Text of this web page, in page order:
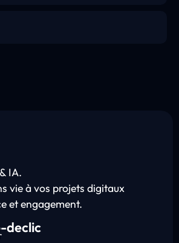
IA.
vie à vos projets digitaux
et engagement.
declic